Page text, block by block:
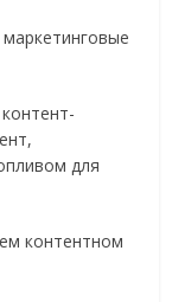
для
контентном